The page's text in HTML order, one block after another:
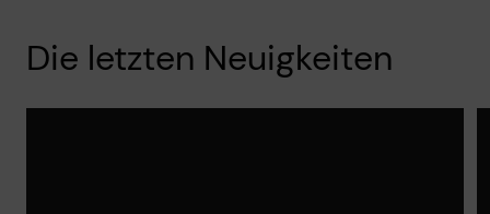
Die letzten Neuigkeiten